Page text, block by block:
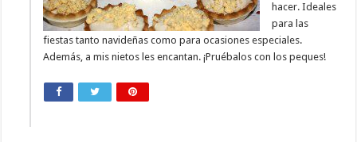
hacer. Ideales
para las
fiestas tanto navideñas como para ocasiones especiales.
Además, a mis nietos les encantan. ¡Pruébalos con los peques!